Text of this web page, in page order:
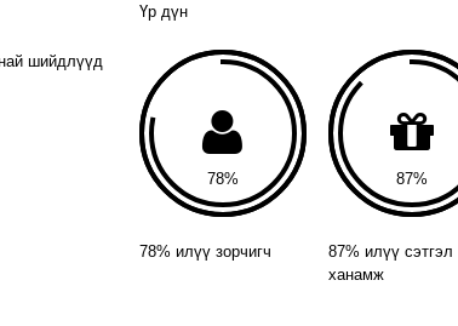
шийдлүүд
Үр дүн
78
78% илүү зорчигч
87
87% илүү сэтгэл
ханамж